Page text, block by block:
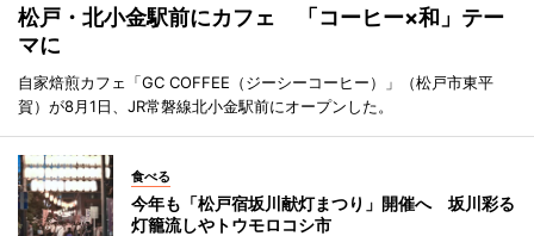
松戸・北小金駅前にカフェ 「コーヒー×和」テー
マに
自家焙煎カフェ「GC COFFEE（ジーシーコーヒー）」（松戸市東平
賀）が8月1日、JR常磐線北小金駅前にオープンした。
食べる
今年も「松戸宿坂川献灯まつり」開催へ 坂川彩る
灯籠流しやトウモロコシ市